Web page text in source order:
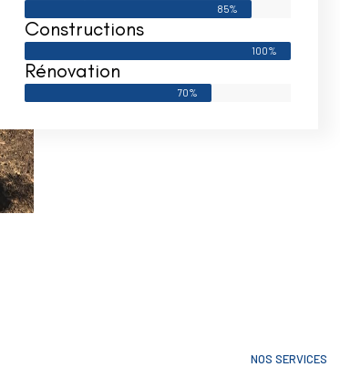
85%
Constructions
100%
Rénovation
70%
NOS SERVICES